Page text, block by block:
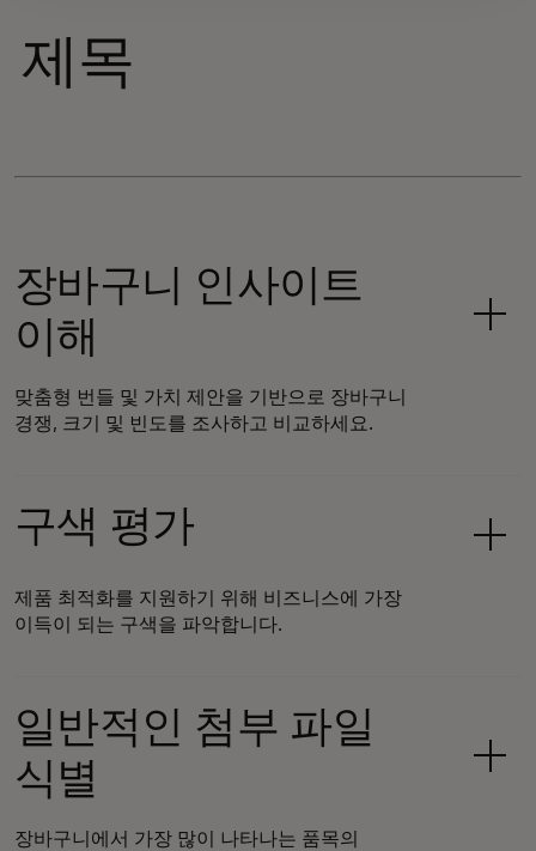
제목
장바구니 인사이트
이해
맞춤형 번들 및 가치 제안을 기반으로 장바구니
경쟁, 크기 및 빈도를 조사하고 비교하세요.
구색 평가
제품 최적화를 지원하기 위해 비즈니스에 가장
이득이 되는 구색을 파악합니다.
일반적인 첨부 파일
식별
장바구니에서 가장 많이 나타나는 품목의